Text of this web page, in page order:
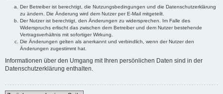
Der Betreiber ist berechtigt, die Nutzungsbedingungen und die Datenschutzerklärung
zu ändern. Die Änderung wird dem Nutzer per E-Mail mitgeteilt.
Der Nutzer ist berechtigt, den Änderungen zu widersprechen. Im Falle des
Widerspruchs erlischt das zwischen dem Betreiber und dem Nutzer bestehende
Vertragsverhältnis mit sofortiger Wirkung.
Die Änderungen gelten als anerkannt und verbindlich, wenn der Nutzer den
Änderungen zugestimmt hat.
Informationen über den Umgang mit Ihren persönlichen Daten sind in der
Datenschutzerklärung enthalten.